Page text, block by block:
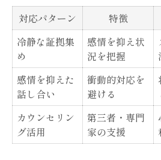
対応パターン 特徴
冷静な証拠集
め
感情を抑え状
況を把握
感情を抑えた
話し合い
衝動的対応を
避ける
カウンセリン
グ活用
第三者・専門
家の支援